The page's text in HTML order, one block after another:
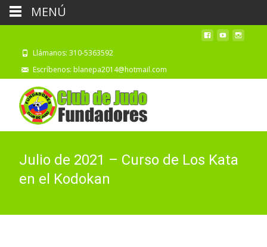
Llámanos: 310-5363592
Escríbenos: blanepa2014@hotmail.com
Julio de 2021 – Curso de Los Kata
en el Kodokan
MENÚ